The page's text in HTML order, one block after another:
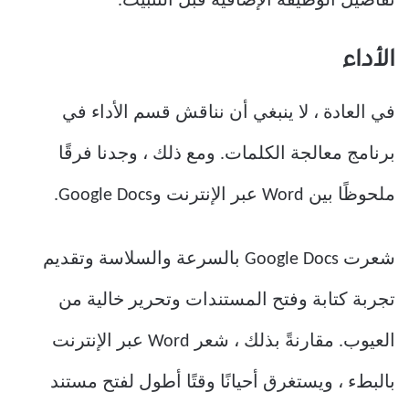
الأداء
في العادة ، لا ينبغي أن نناقش قسم الأداء في
برنامج معالجة الكلمات. ومع ذلك ، وجدنا فرقًا
ملحوظًا بين Word عبر الإنترنت وGoogle Docs.
شعرت Google Docs بالسرعة والسلاسة وتقديم
تجربة كتابة وفتح المستندات وتحرير خالية من
العيوب. مقارنةً بذلك ، شعر Word عبر الإنترنت
بالبطء ، ويستغرق أحيانًا وقتًا أطول لفتح مستند